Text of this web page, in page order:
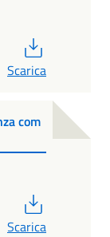
Scarica
com
Scarica